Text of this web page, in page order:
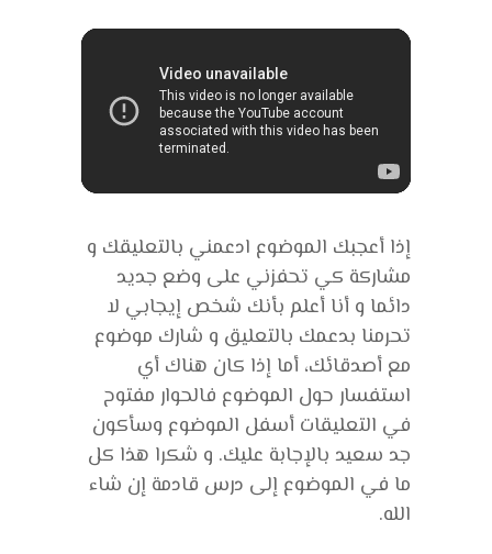
إذا أعجبك الموضوع ادعمني بالتعليقك و
مشاركة كي تحفزني على وضع جديد
دائما و أنا أعلم بأنك شخص إيجابي لا
تحرمنا بدعمك بالتعليق و شارك موضوع
مع أصدقائك، أما إذا كان هناك أي
استفسار حول الموضوع فالحوار مفتوح
في التعليقات أسفل الموضوع وسأكون
جد سعيد بالإجابة عليك. و شكرا هذا كل
ما في الموضوع إلى درس قادمة إن شاء
الله.